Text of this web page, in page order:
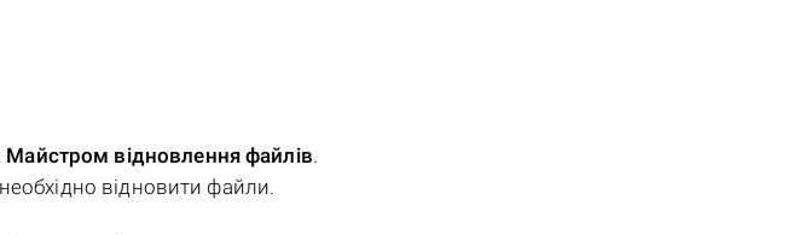
Майстром відновлення файлів.
відновити файли.